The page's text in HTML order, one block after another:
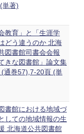
単著)
教育」と「生涯学
どう違うのか 北海
図書館司書会会報
きな図書館」論文集
巻57),7-20頁 (単
書館における地域づ
しての地域情報の生
北海道公共図書館